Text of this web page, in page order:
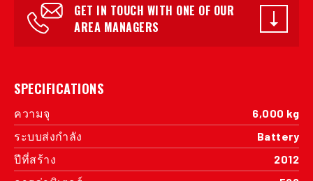
GET IN TOUCH WITH ONE OF OUR
AREA MANAGERS
SPECIFICATIONS
ความจุ
6,000 kg
ระบบส่งกำลัง
Battery
ปีที่สร้าง
2012